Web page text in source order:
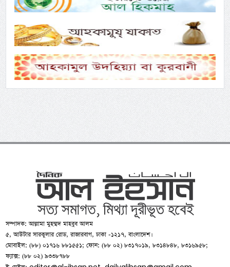
সম্পাদক: আল্লামা মুহম্মদ মাহবুব আলম
৫, আউটার সারকুলার রোড, রাজারবাগ, ঢাকা -১২১৭, বাংলাদেশ।
মোবাইল: (৮৮) ০১৭১৬ ৮৮১৫৫১; ফোন: (৮৮ ০২) ৮৩১৭০১৯, ৮৩১৪৮৪৮, ৮৩১৬৯৫৮;
ফ্যাক্স: (৮৮ ০২) ৯৩৩৮৭৮৮